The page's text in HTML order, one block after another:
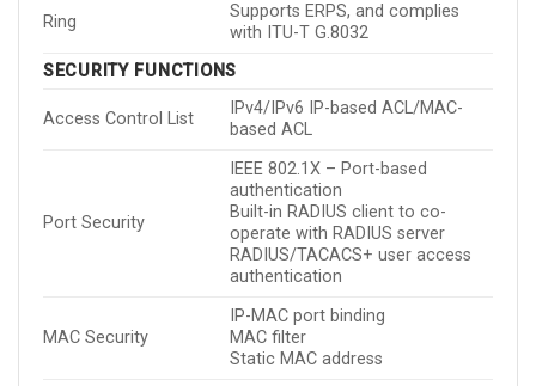
Ring
Supports ERPS, and complies
with ITU-T G.8032
SECURITY FUNCTIONS
Access Control List
IPv4/IPv6 IP-based ACL/MAC-
based ACL
Port Security
IEEE 802.1X – Port-based
authentication
Built-in RADIUS client to co-
operate with RADIUS server
RADIUS/TACACS+ user access
authentication
MAC Security
IP-MAC port binding
MAC filter
Static MAC address